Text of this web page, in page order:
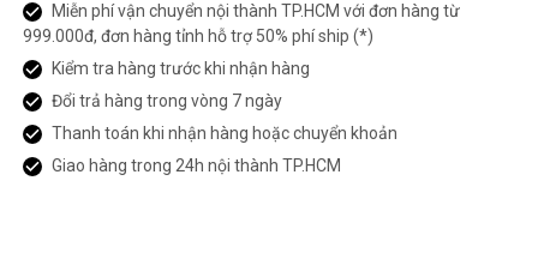
Miễn phí vận chuyển nội thành TP.HCM với đơn hàng từ
999.000đ, đơn hàng tỉnh hỗ trợ 50% phí ship (*)
Kiểm tra hàng trước khi nhận hàng
Đổi trả hàng trong vòng 7 ngày
Thanh toán khi nhận hàng hoặc chuyển khoản
Giao hàng trong 24h nội thành TP.HCM